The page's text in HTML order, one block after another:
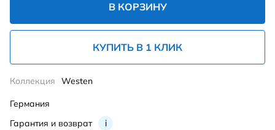
В КОРЗИНУ
КУПИТЬ В 1 КЛИК
Гарантия и возврат i
Коллекция Westen
Германия